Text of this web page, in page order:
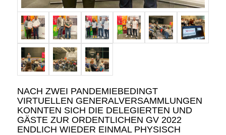
NACH ZWEI PANDEMIEBEDINGT
VIRTUELLEN GENERALVERSAMMLUNGEN
KONNTEN SICH DIE DELEGIERTEN UND
GÄSTE ZUR ORDENTLICHEN GV 2022
ENDLICH WIEDER EINMAL PHYSISCH